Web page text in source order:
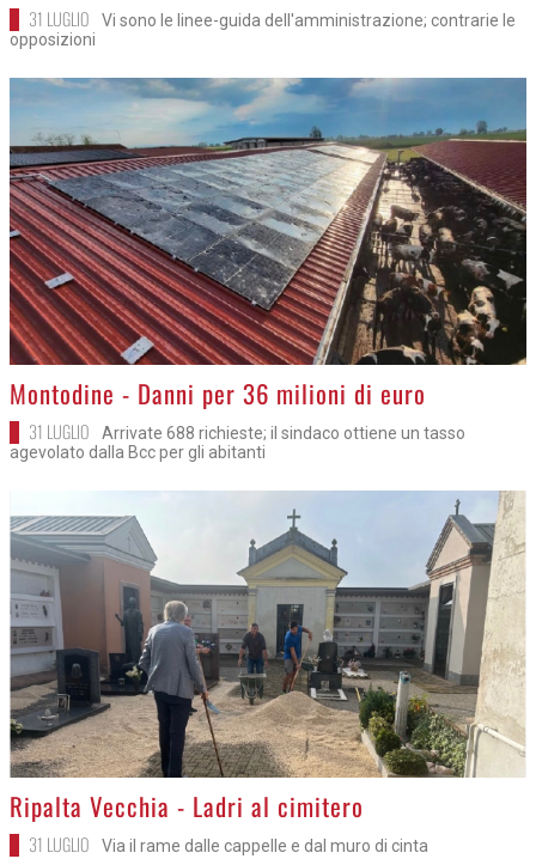
31 LUGLIO
Vi sono le linee-guida dell'amministrazione; contrarie le
opposizioni
>Montodine - Danni per 36 milioni di euro
31 LUGLIO
Arrivate 688 richieste; il sindaco ottiene un tasso
agevolato dalla Bcc per gli abitanti
>
Ripalta Vecchia - Ladri al cimitero
31 LUGLIO Via il rame dalle cappelle e dal muro di cinta